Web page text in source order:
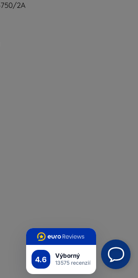
4.6 Výborný
13575 recenzií
2A